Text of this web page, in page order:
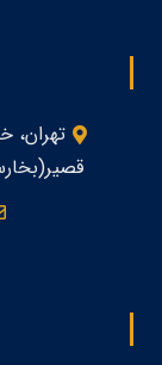
تهران،